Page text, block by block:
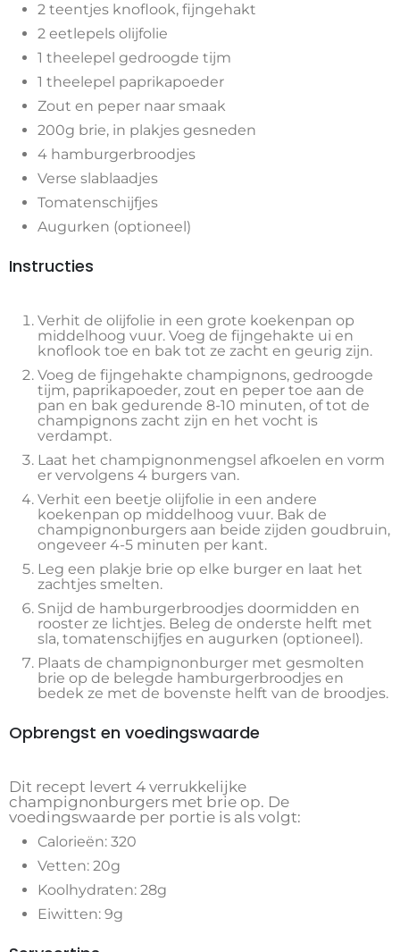
2 teentjes knoflook, fijngehakt
2 eetlepels olijfolie
1 theelepel gedroogde tijm
1 theelepel paprikapoeder
Zout en peper naar smaak
200g brie, in plakjes gesneden
4 hamburgerbroodjes
Verse slablaadjes
Tomatenschijfjes
Augurken (optioneel)
Instructies
Verhit de olijfolie in een grote koekenpan op
middelhoog vuur. Voeg de fijngehakte ui en
knoflook toe en bak tot ze zacht en geurig zijn.
Voeg de fijngehakte champignons, gedroogde
tijm, paprikapoeder, zout en peper toe aan de
pan en bak gedurende 8-10 minuten, of tot de
champignons zacht zijn en het vocht is
verdampt.
Laat het champignonmengsel afkoelen en vorm
er vervolgens 4 burgers van.
Verhit een beetje olijfolie in een andere
koekenpan op middelhoog vuur. Bak de
champignonburgers aan beide zijden goudbruin,
ongeveer 4-5 minuten per kant.
Leg een plakje brie op elke burger en laat het
zachtjes smelten.
Snijd de hamburgerbroodjes doormidden en
rooster ze lichtjes. Beleg de onderste helft met
sla, tomatenschijfjes en augurken (optioneel).
Plaats de champignonburger met gesmolten
brie op de belegde hamburgerbroodjes en
bedek ze met de bovenste helft van de broodjes.
Opbrengst en voedingswaarde
Dit recept levert 4 verrukkelijke
champignonburgers met brie op. De
voedingswaarde per portie is als volgt:
Calorieën: 320
Vetten: 20g
Koolhydraten: 28g
Eiwitten: 9g